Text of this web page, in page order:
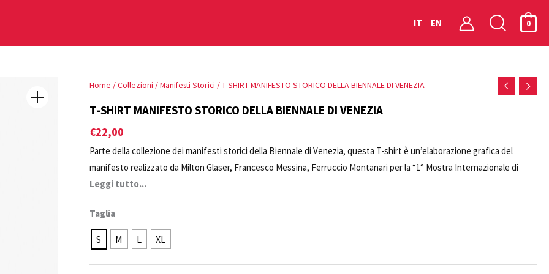
IT EN Cerca
0
Home /Collezioni /Manifesti Storici / T-SHIRT MANIFESTO STORICO DELLA BIENNALE DI VENEZIA
T-SHIRT MANIFESTO STORICO DELLA BIENNALE DI VENEZIA
€22,00
Parte della collezione dei manifesti storici della Biennale di Venezia, questa T-shirt è un’elaborazione grafica del
manifesto realizzato da Milton Glaser, Francesco Messina, Ferruccio Montanari per la “1° Mostra Internazionale di
Architettura. Ernesto Basile, Architetto. Oggetto Banale” del 1980. La T-shirt ha il logo dell’Archivio Storico delle Arti
Leggi tutto...
Taglia
S M L XL
T-
MANIFESTO
STORICO
DELLA
BIENNALE
DI
quantità